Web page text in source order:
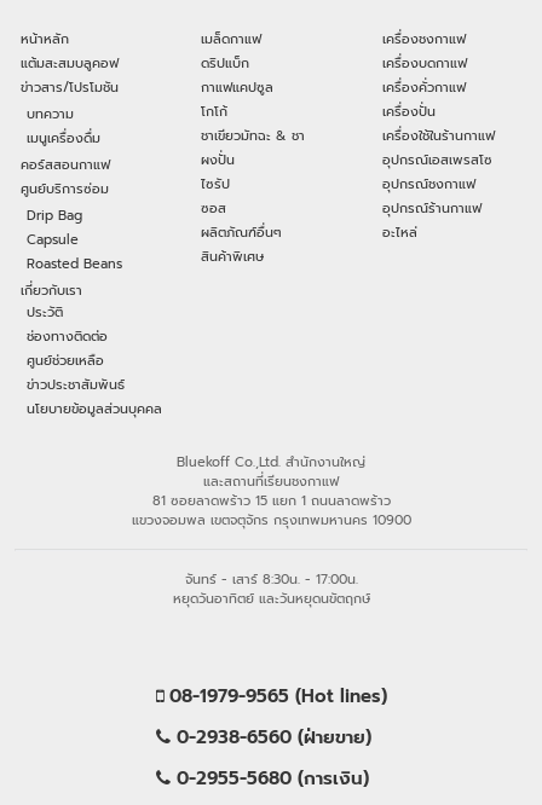
หน้าหลัก
แต้มสะสมบลูคอฟ
ข่าวสาร/โปรโมชัน
บทความ
เมนูเครื่องดื่ม
คอร์สสอนกาแฟ
ศูนย์บริการซ่อม
Drip Bag
Capsule
Roasted Beans
เกี่ยวกับเรา
ประวัติ
ช่องทางติดต่อ
ศูนย์ช่วยเหลือ
ข่าวประชาสัมพันธ์
นโยบายข้อมูลส่วนบุคคล
เมล็ดกาแฟ
ดริปแบ็ก
กาแฟแคปซูล
โกโก้
ชาเขียวมัทฉะ & ชา
ผงปั่น
ไซรัป
ซอส
ผลิตภัณฑ์อื่นๆ
สินค้าพิเศษ
เครื่องชงกาแฟ
เครื่องบดกาแฟ
เครื่องคั่วกาแฟ
เครื่องปั่น
เครื่องใช้ในร้านกาแฟ
อุปกรณ์เอสเพรสโซ
อุปกรณ์ชงกาแฟ
อุปกรณ์ร้านกาแฟ
อะไหล่
Bluekoff Co.,Ltd. สำนักงานใหญ่
และสถานที่เรียนชงกาแฟ
81 ซอยลาดพร้าว 15 แยก 1 ถนนลาดพร้าว
แขวงจอมพล เขตจตุจักร กรุงเทพมหานคร 10900
จันทร์ - เสาร์ 8:30น. - 17:00น.
หยุดวันอาทิตย์ และวันหยุดนขัตฤกษ์
08-1979-9565 (Hot lines)
0-2938-6560 (ฝ่ายขาย)
0-2955-5680 (การเงิน)